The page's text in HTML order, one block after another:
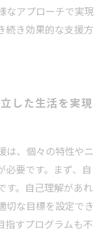
なアプローチで実現
続き効果的な支援方
した生活を実現
は、個々の特性やニ
必要です。まず、自
す。自己理解があれ
切な目標を設定でき
指すプログラムも不